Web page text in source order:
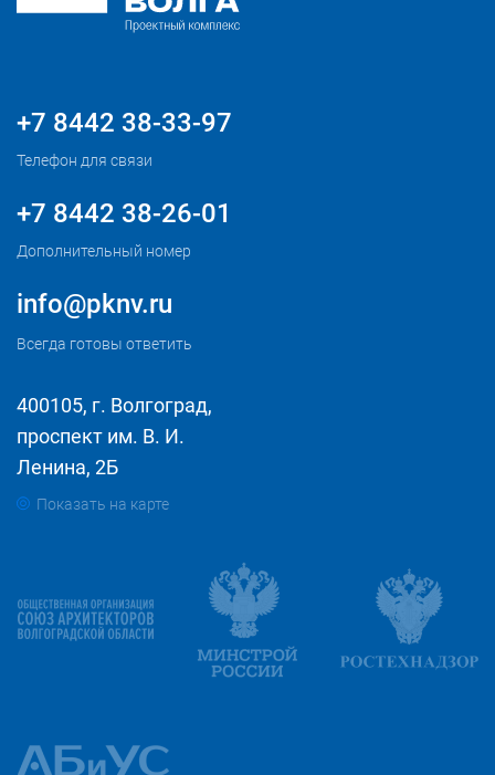
+7 8442 38-33-97
Телефон для связи
+7 8442 38-26-01
Дополнительный номер
info@pknv.ru
Всегда готовы ответить
400105, г. Волгоград,
проспект им. В. И.
Ленина, 2Б
Показать на карте